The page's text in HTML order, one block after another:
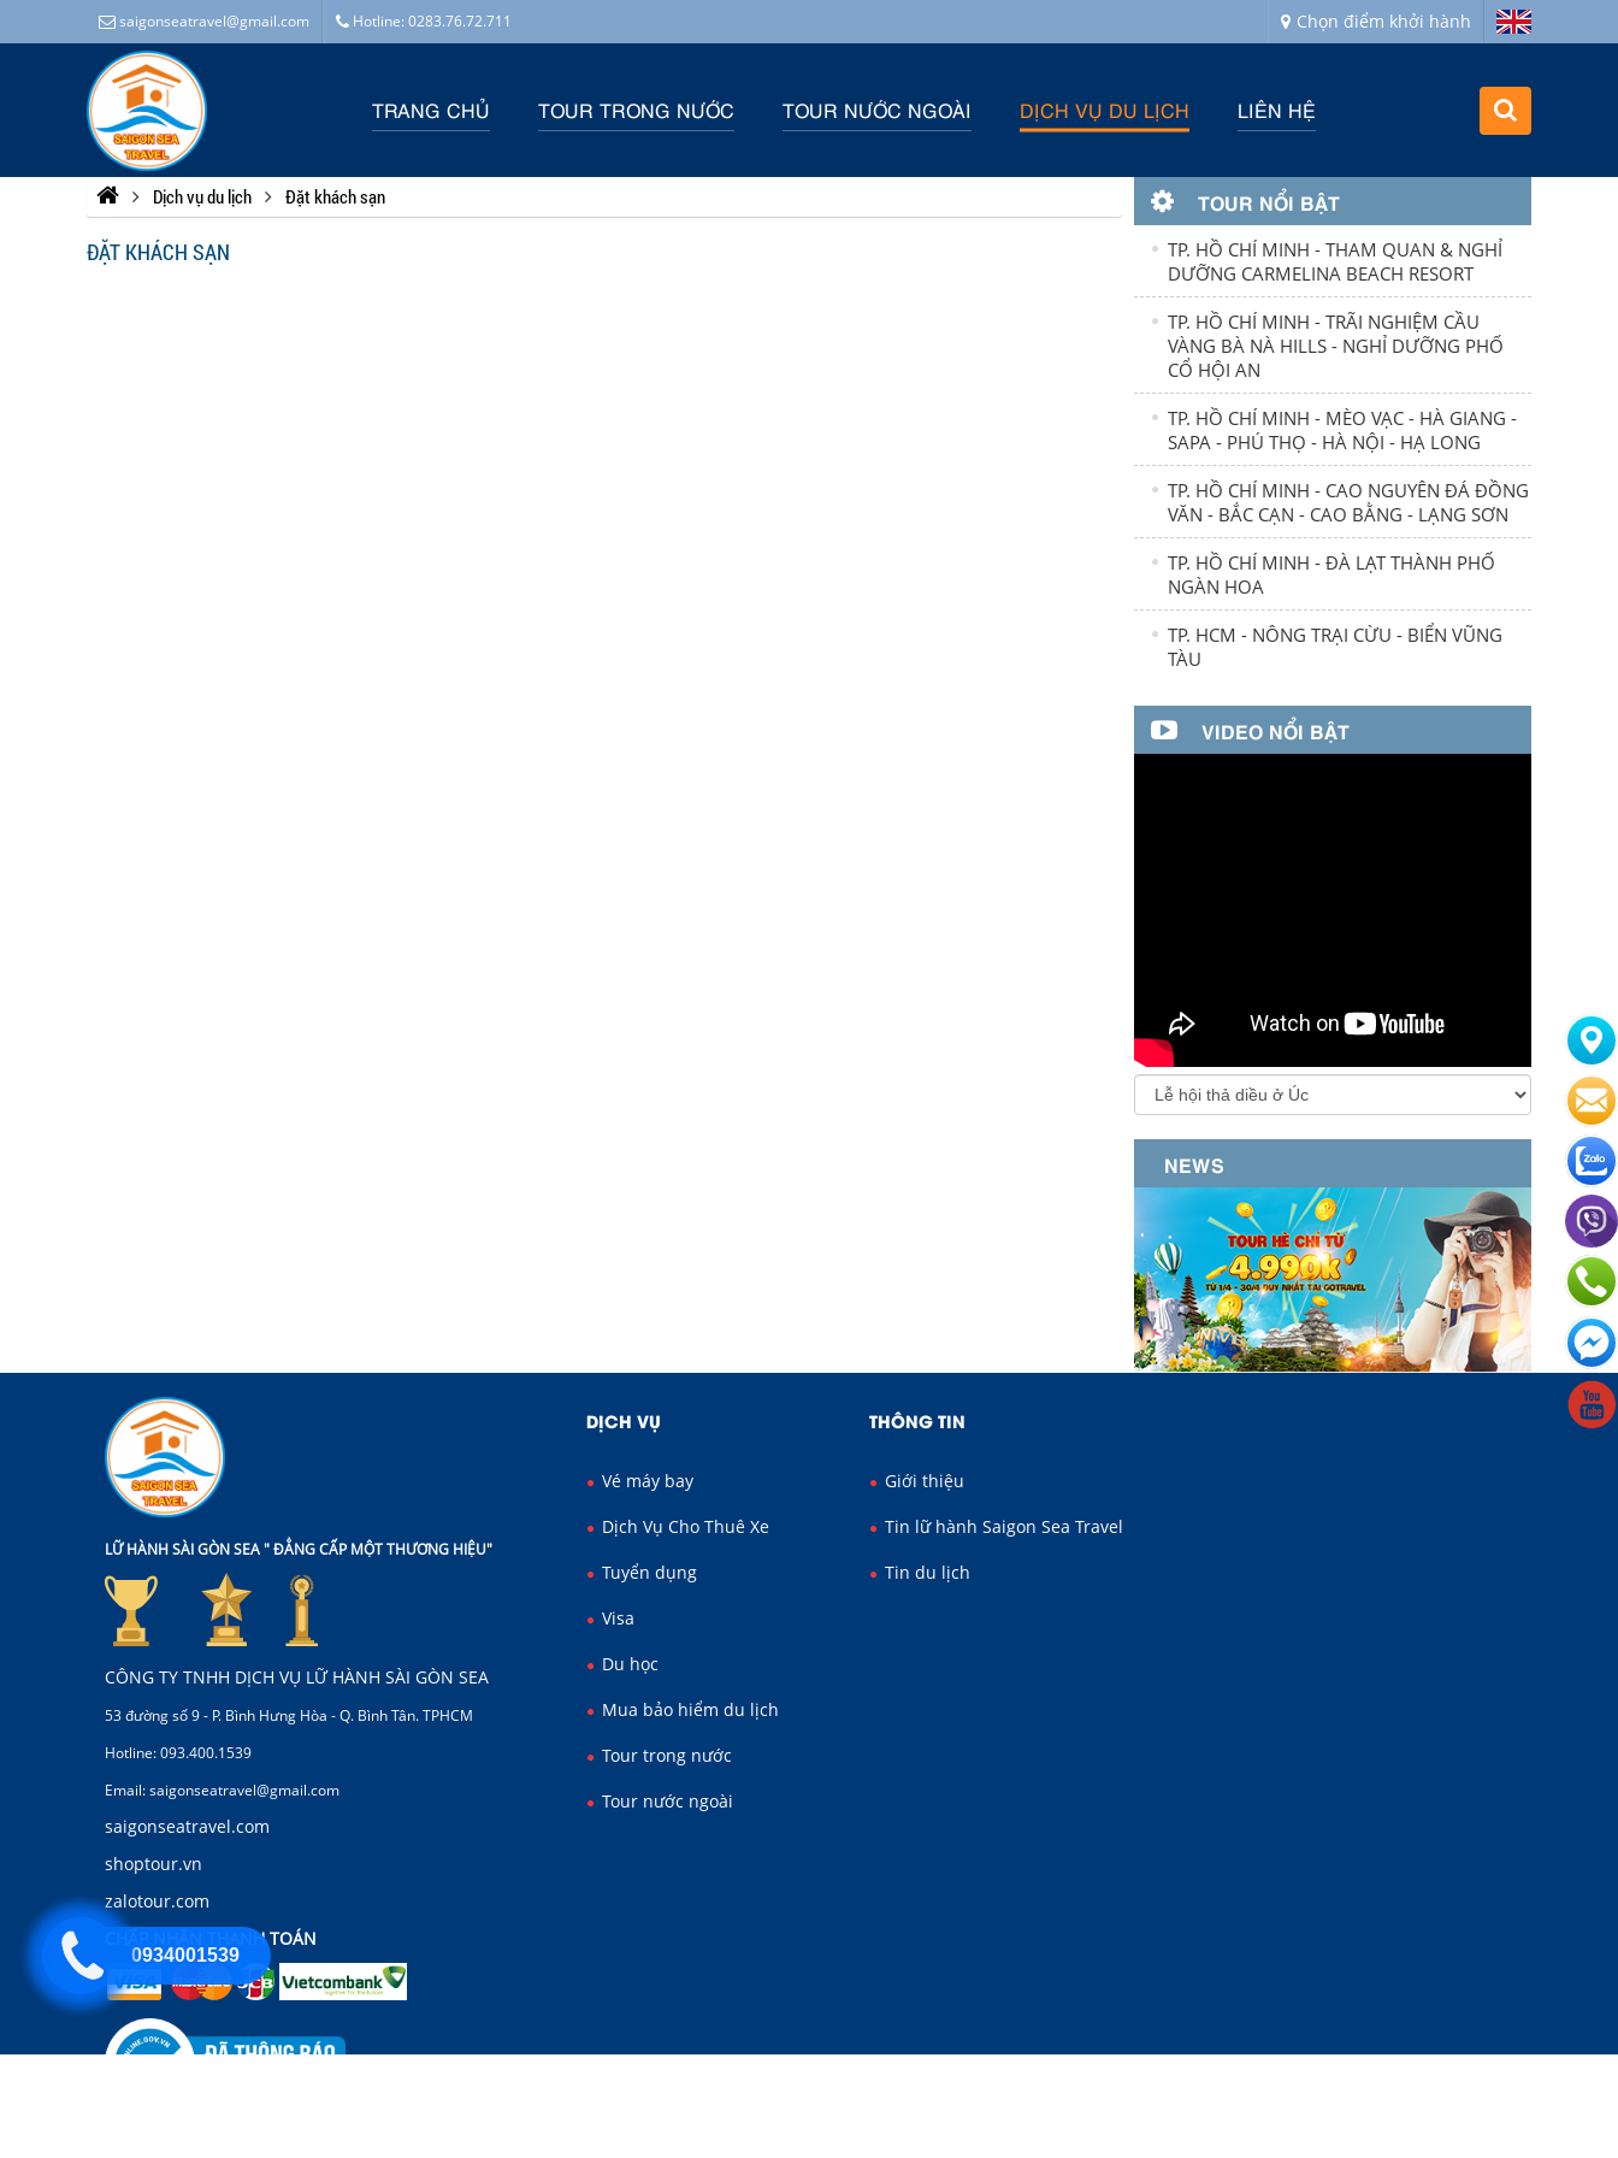
saigonseatravel@gmail.com Hotline: 0283.76.72.711 Chọn điểm khởi hành
TRANG CHỦ TOUR TRONG NƯỚC TOUR NƯỚC NGOÀI DỊCH VỤ DU LỊCH LIÊN HỆ
Dịch vụ du lịch Đặt khách sạn
ĐẶT KHÁCH SẠN
TOUR NỔI BẬT
TP. HỒ CHÍ MINH - THAM QUAN & NGHỈ
DƯỠNG CARMELINA BEACH RESORT
TP. HỒ CHÍ MINH - TRÃI NGHIỆM CẦU
VÀNG BÀ NÀ HILLS - NGHỈ DƯỠNG PHỐ
CỔ HỘI AN
TP. HỒ CHÍ MINH - MÈO VẠC - HÀ GIANG -
SAPA - PHÚ THỌ - HÀ NỘI - HẠ LONG
TP. HỒ CHÍ MINH - CAO NGUYÊN ĐÁ ĐỒNG
VĂN - BẮC CẠN - CAO BẰNG - LẠNG SƠN
TP. HỒ CHÍ MINH - ĐÀ LẠT THÀNH PHỐ
NGÀN HOA
TP. HCM - NÔNG TRẠI CỪU - BIỂN VŨNG
TÀU
VIDEO NỔI BẬT
NEWS
LỮ HÀNH SÀI GÒN SEA " ĐẲNG CẤP MỘT THƯƠNG HIỆU"
CÔNG TY TNHH DỊCH VỤ LỮ HÀNH SÀI GÒN SEA
53 đường số 9 - P. Bình Hưng Hòa - Q. Bình Tân. TPHCM
Hotline: 093.400.1539
Email: saigonseatravel@gmail.com
saigonseatravel.com
shoptour.vn
zalotour.com
CHẤP NHẬN THANH TOÁN
DỊCH VỤ
Vé máy bay
Dịch Vụ Cho Thuê Xe
Tuyển dụng
Visa
Du học
Mua bảo hiểm du lịch
Tour trong nước
Tour nước ngoài
THÔNG TIN
Giới thiệu
Tin lữ hành Saigon Sea Travel
Tin du lịch
0934001539